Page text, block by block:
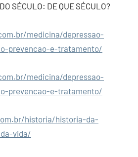
SÉCULO: DE QUE SÉCULO?
medicina/depressao-
prevencao-e-tratamento/
medicina/depressao-
prevencao-e-tratamento/
historia/historia-da-
vida/